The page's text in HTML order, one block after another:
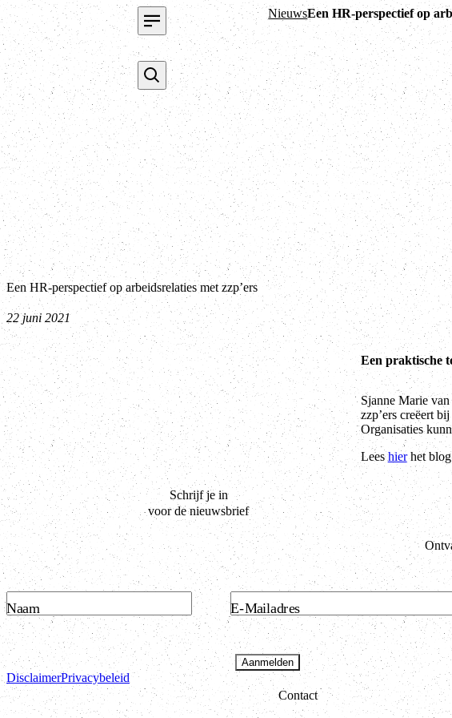
NieuwsEen HR-perspectief op
Een HR-perspectief op arbeidsrelaties met zzp’ers
22 juni 2021
Een praktische
Sjanne Marie
zzp’ers creëert
Organisaties
Leeshierhet
Schrijf je in
voor de nieuwsbrief
Naam E-Mailadres
Aanmelden
DisclaimerPrivacybeleid
Contact